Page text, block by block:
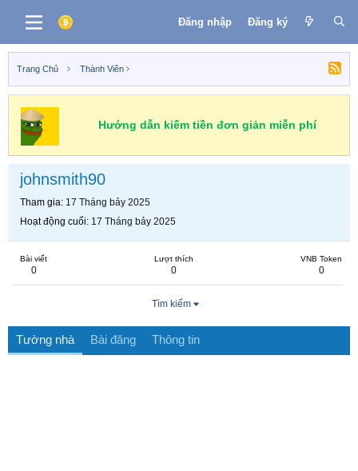
Đăng nhập Đăng ký
Trang Chủ Thành Viên
Hướng dẫn kiếm tiền đơn giản miễn phí
johnsmith90
Tham gia 17 Tháng bảy 2025
Hoạt động cuối 17 Tháng bảy 2025
Bài viết
0
Lượt thích
0
VNB Token
0
Tìm kiếm
Tường nhà Bài đăng Thông tin